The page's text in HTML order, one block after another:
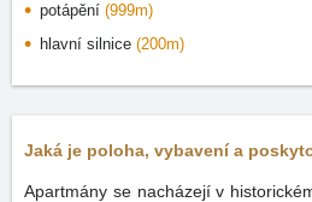
potápění (999m)
hlavní silnice (200m)
Jaká je poloha, vybavení a
Apartmány se nacházejí v